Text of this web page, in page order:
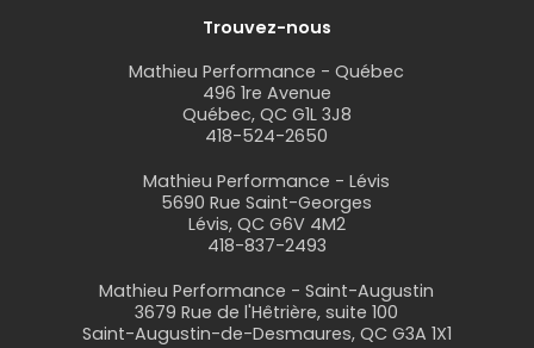
Trouvez-nous
Mathieu Performance - Québec
496 1re Avenue
Québec, QC G1L 3J8
418-524-2650
Mathieu Performance - Lévis
5690 Rue Saint-Georges
Lévis, QC G6V 4M2
418-837-2493
Mathieu Performance - Saint-Augustin
3679 Rue de l'Hêtrière, suite 100
Saint-Augustin-de-Desmaures, QC G3A 1X1